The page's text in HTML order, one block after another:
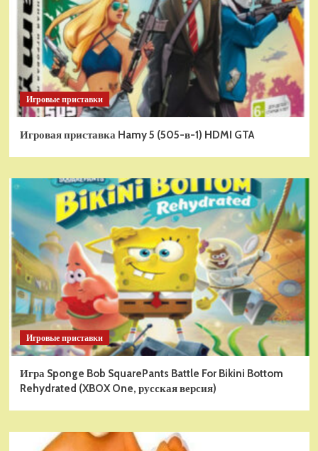
Игровые приставки
Игровая приставка Hamy 5 (505-в-1) HDMI GTA
Игровые приставки
Игра Sponge Bob SquarePants Battle For Bikini Bottom
Rehydrated (XBOX One, русская версия)